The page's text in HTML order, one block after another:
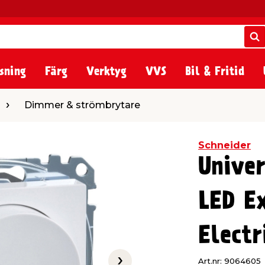
Färg Verktyg VVS Bil & Fritid
& strömbrytare
Dimmer & strömbrytare
Schneider
LED
Art.nr: 9064605